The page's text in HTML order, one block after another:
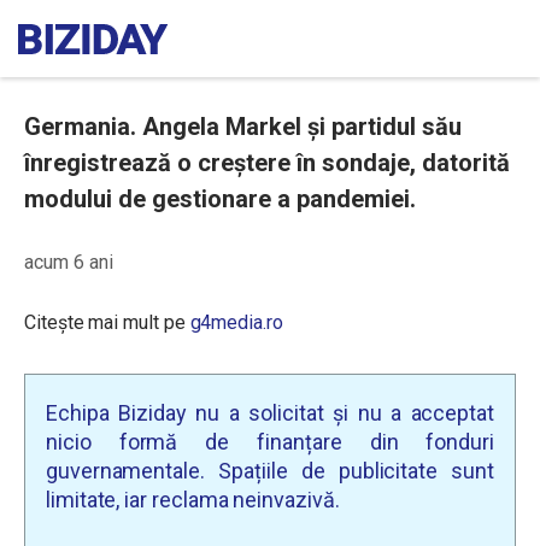
Germania. Angela Markel și partidul său
înregistrează o creștere în sondaje, datorită
modului de gestionare a pandemiei.
acum 6 ani
Citește mai mult pe g4media.ro
Echipa Biziday nu a solicitat și nu a acceptat
nicio formă de finanțare din fonduri
guvernamentale. Spațiile de publicitate sunt
limitate, iar reclama neinvazivă.